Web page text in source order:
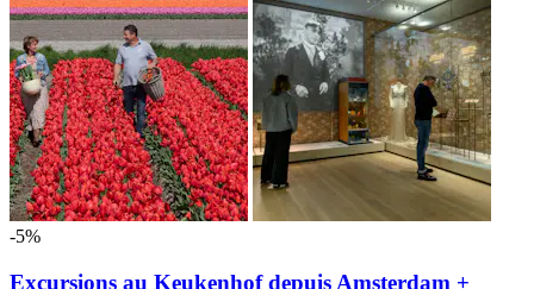
-5%
Excursions au Keukenhof depuis Amsterdam +